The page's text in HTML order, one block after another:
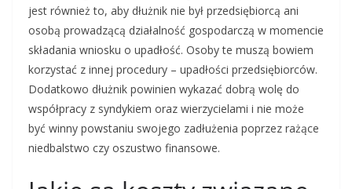
jest również to, aby dłużnik nie był przedsiębiorcą ani
osobą prowadzącą działalność gospodarczą w momencie
składania wniosku o upadłość. Osoby te muszą bowiem
korzystać z innej procedury – upadłości przedsiębiorców.
Dodatkowo dłużnik powinien wykazać dobrą wolę do
współpracy z syndykiem oraz wierzycielami i nie może
być winny powstaniu swojego zadłużenia poprzez rażące
niedbalstwo czy oszustwo finansowe.